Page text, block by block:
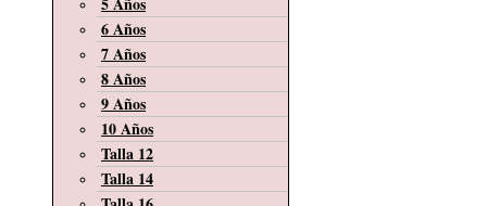
6 Años
7 Años
8 Años
9 Años
10 Años
Talla 12
Talla 14